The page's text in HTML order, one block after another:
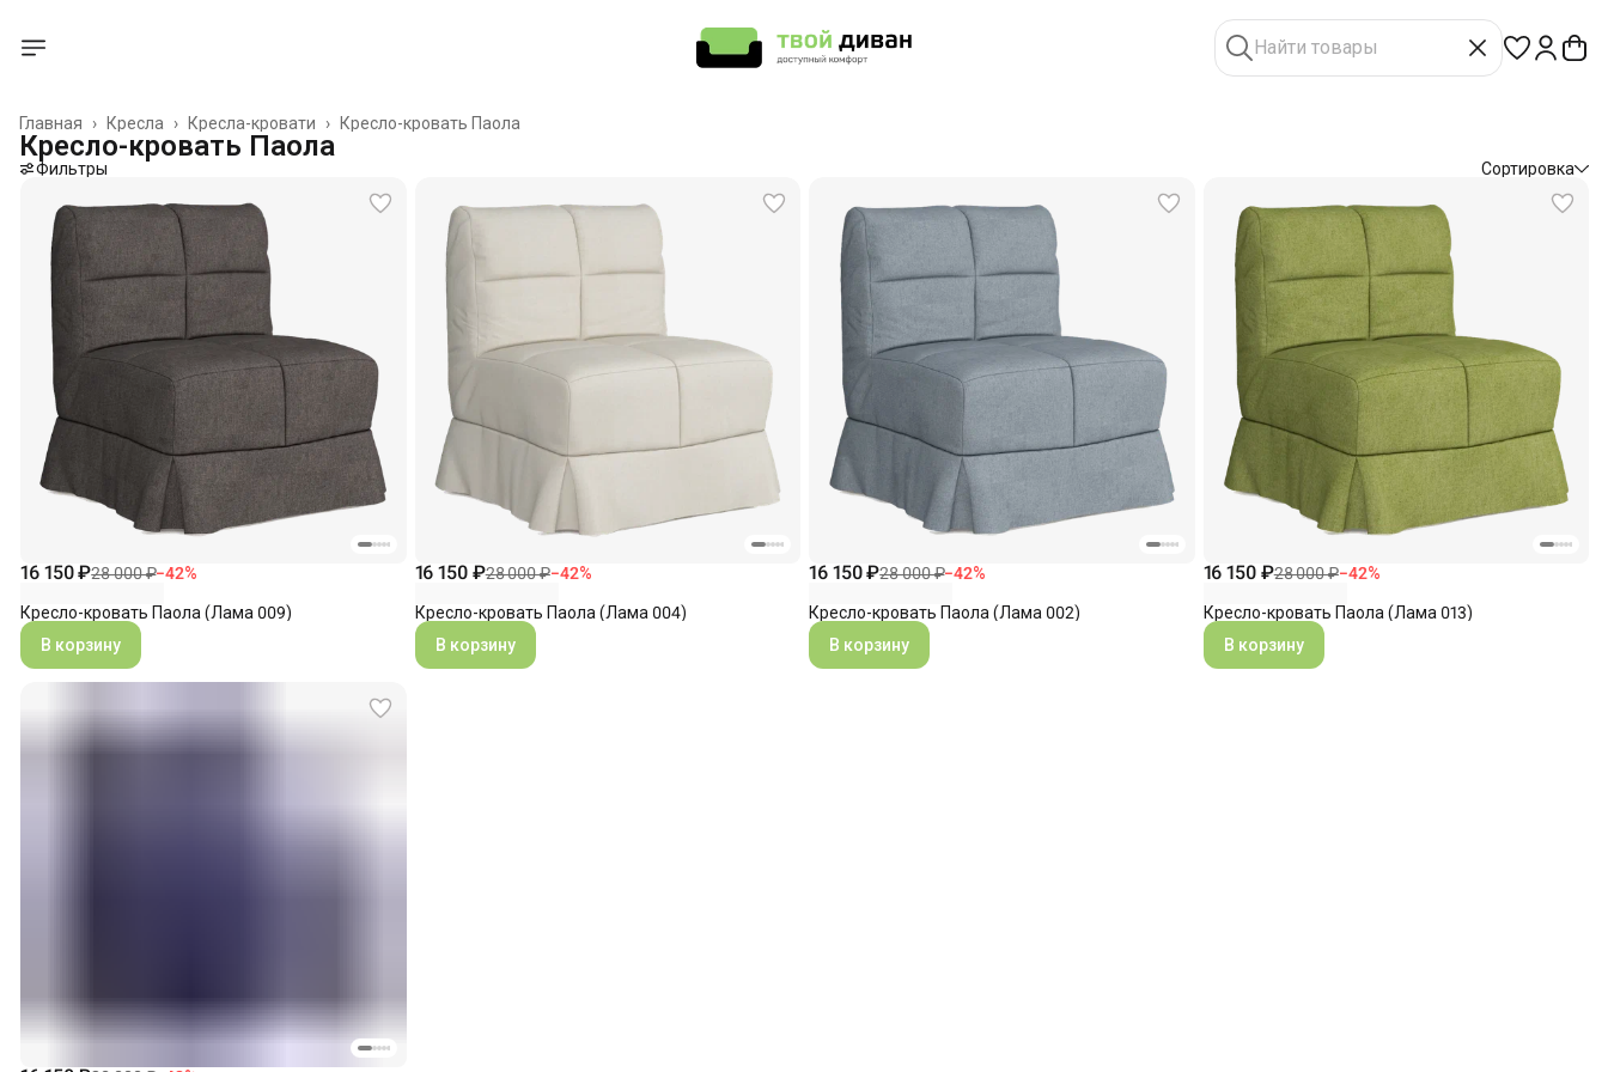
Кресло-кровать Паола
Кресла-кровати ›
Кресла ›
Главная ›
Кресло-кровать Паола
Фильтры Сортировка
16 150 ₽28 000 ₽−42%
Кресло-кровать Паола (Лама 009)
В корзину
16 150 ₽28 000 ₽−42%
Кресло-кровать Паола (Лама 004)
В корзину
16 150 ₽28 000 ₽−42%
Кресло-кровать Паола (Лама 002)
В корзину
16 150 ₽28 000 ₽−42%
Кресло-кровать Паола (Лама 013)
В корзину